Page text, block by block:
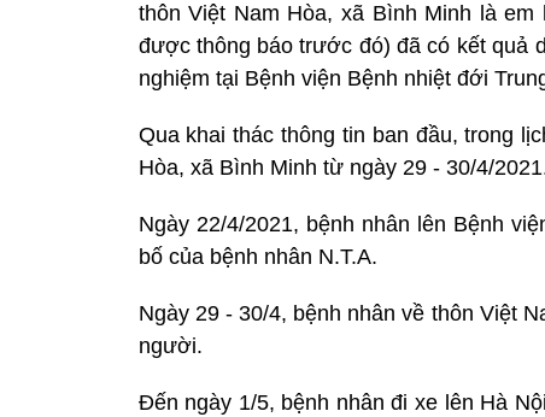
thôn Việt Nam Hòa, xã Bình Minh là
được thông báo trước đó) đã có kết quả
nghiệm tại Bệnh viện Bệnh nhiệt đới
Qua khai thác thông tin ban đầu, trong
Hòa, xã Bình Minh từ ngày 29 - 30/4/
Ngày 22/4/2021, bệnh nhân lên Bệnh
bố của bệnh nhân N.T.A.
Ngày 29 - 30/4, bệnh nhân về thôn Việt
người.
Đến ngày 1/5, bệnh nhân đi xe lên Hà